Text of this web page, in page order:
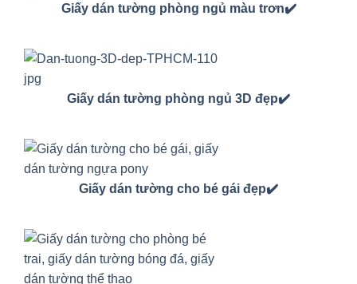
Giấy dán tường phòng ngủ màu trơn✔️
Giấy dán tường phòng ngủ 3D đẹp✔️
Giấy dán tường cho bé gái đẹp✔️